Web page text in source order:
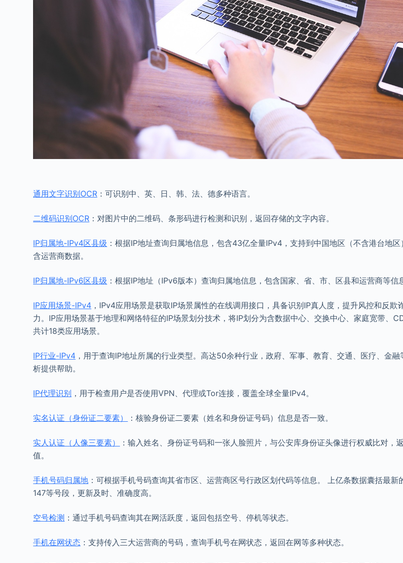
通用文字识别OCR ：可识别中、英、日、韩、法、德多种语言。
二维码识别OCR ：对图片中的二维码、条形码进行检测和识别，返回存储的文字内容。
IP归属地-IPv4区县级 ：根据IP地址查询归属地信息，包含43亿全量IPv4，支持到中国地区（不含港台地区
含运营商数据。
IP归属地-IPv6区县级 ：根据IP地址（IPv6版本）查询归属地信息，包含国家、省、市、区县和运营商等信
IP应用场景-IPv4 ，IPv4应用场景是获取IP场景属性的在线调用接口，具备识别IP真人度，提升风控和反欺
力。IP应用场景基于地理和网络特征的IP场景划分技术，将IP划分为含数据中心、交换中心、家庭宽带、
共计18类应用场景。
IP行业-IPv4 ，用于查询IP地址所属的行业类型。高达50余种行业，政府、军事、教育、交通、医疗、金融
析提供帮助。
IP代理识别 ，用于检查用户是否使用VPN、代理或Tor连接，覆盖全球全量IPv4。
实名认证（身份证二要素） ：核验身份证二要素（姓名和身份证号码）信息是否一致。
实人认证（人像三要素）
：输入姓名、身份证号码和一张人脸照片，与公安库身份证头像进行权威比对，
值。
手机号码归属地 ：可根据手机号码查询其省市区、运营商区号行政区划代码等信息。 上亿条数据囊括最新
147等号段，更新及时、准确度高。
空号检测 ：通过手机号码查询其在网活跃度，返回包括空号、停机等状态。
手机在网状态 ：支持传入三大运营商的号码，查询手机号在网状态，返回在网等多种状态。